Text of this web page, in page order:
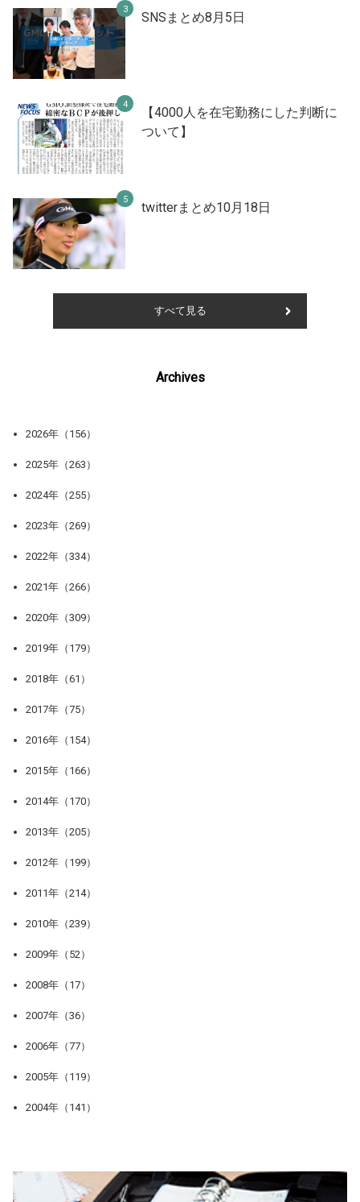
SNSまとめ8月5日
【4000人を在宅勤務にした判断に
ついて】
twitterまとめ10月18日
すべて見る
Archives
2026年（156）
2025年（263）
2024年（255）
2023年（269）
2022年（334）
2021年（266）
2020年（309）
2019年（179）
2018年（61）
2017年（75）
2016年（154）
2015年（166）
2014年（170）
2013年（205）
2012年（199）
2011年（214）
2010年（239）
2009年（52）
2008年（17）
2007年（36）
2006年（77）
2005年（119）
2004年（141）